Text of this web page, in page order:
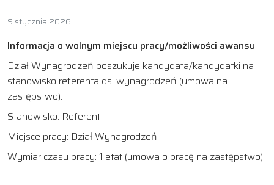
9 stycznia 2026
Informacja o wolnym miejscu pracy/możliwości awansu
Dział Wynagrodzeń poszukuje kandydata/kandydatki na
stanowisko referenta ds. wynagrodzeń (umowa na
zastępstwo).
Stanowisko: Referent
Miejsce pracy: Dział Wynagrodzeń
Wymiar czasu pracy: 1 etat (umowa o pracę na zastępstwo)